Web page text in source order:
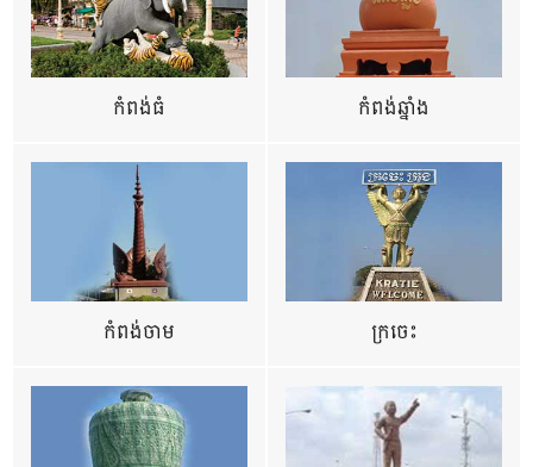
កំពង់ធំ កំពង់ឆ្នាំង
កំពង់ចាម ក្រចេះ